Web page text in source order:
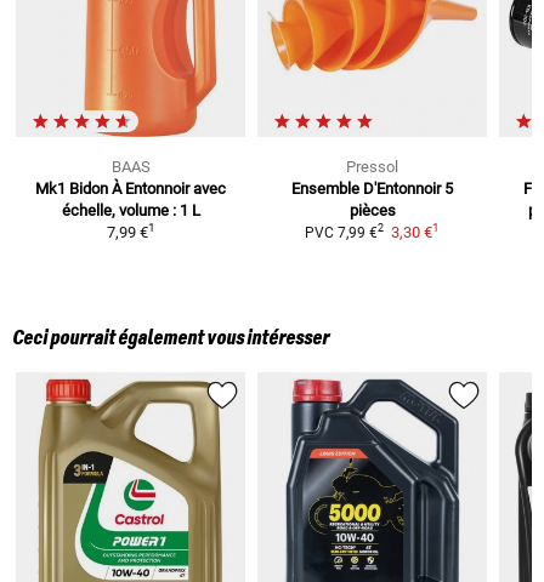
BAAS
Mk1 Bidon À Entonnoir avec
échelle, volume : 1 L
7,99 €1
Pressol
Ensemble D'Entonnoir 5
pièces
PVC 7,99 €2 3,30 €1
Ceci pourrait également vous intéresser